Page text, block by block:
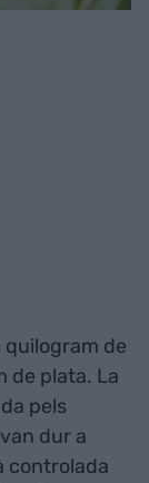
quilogram de
de plata. La
pels
dur a
controlada